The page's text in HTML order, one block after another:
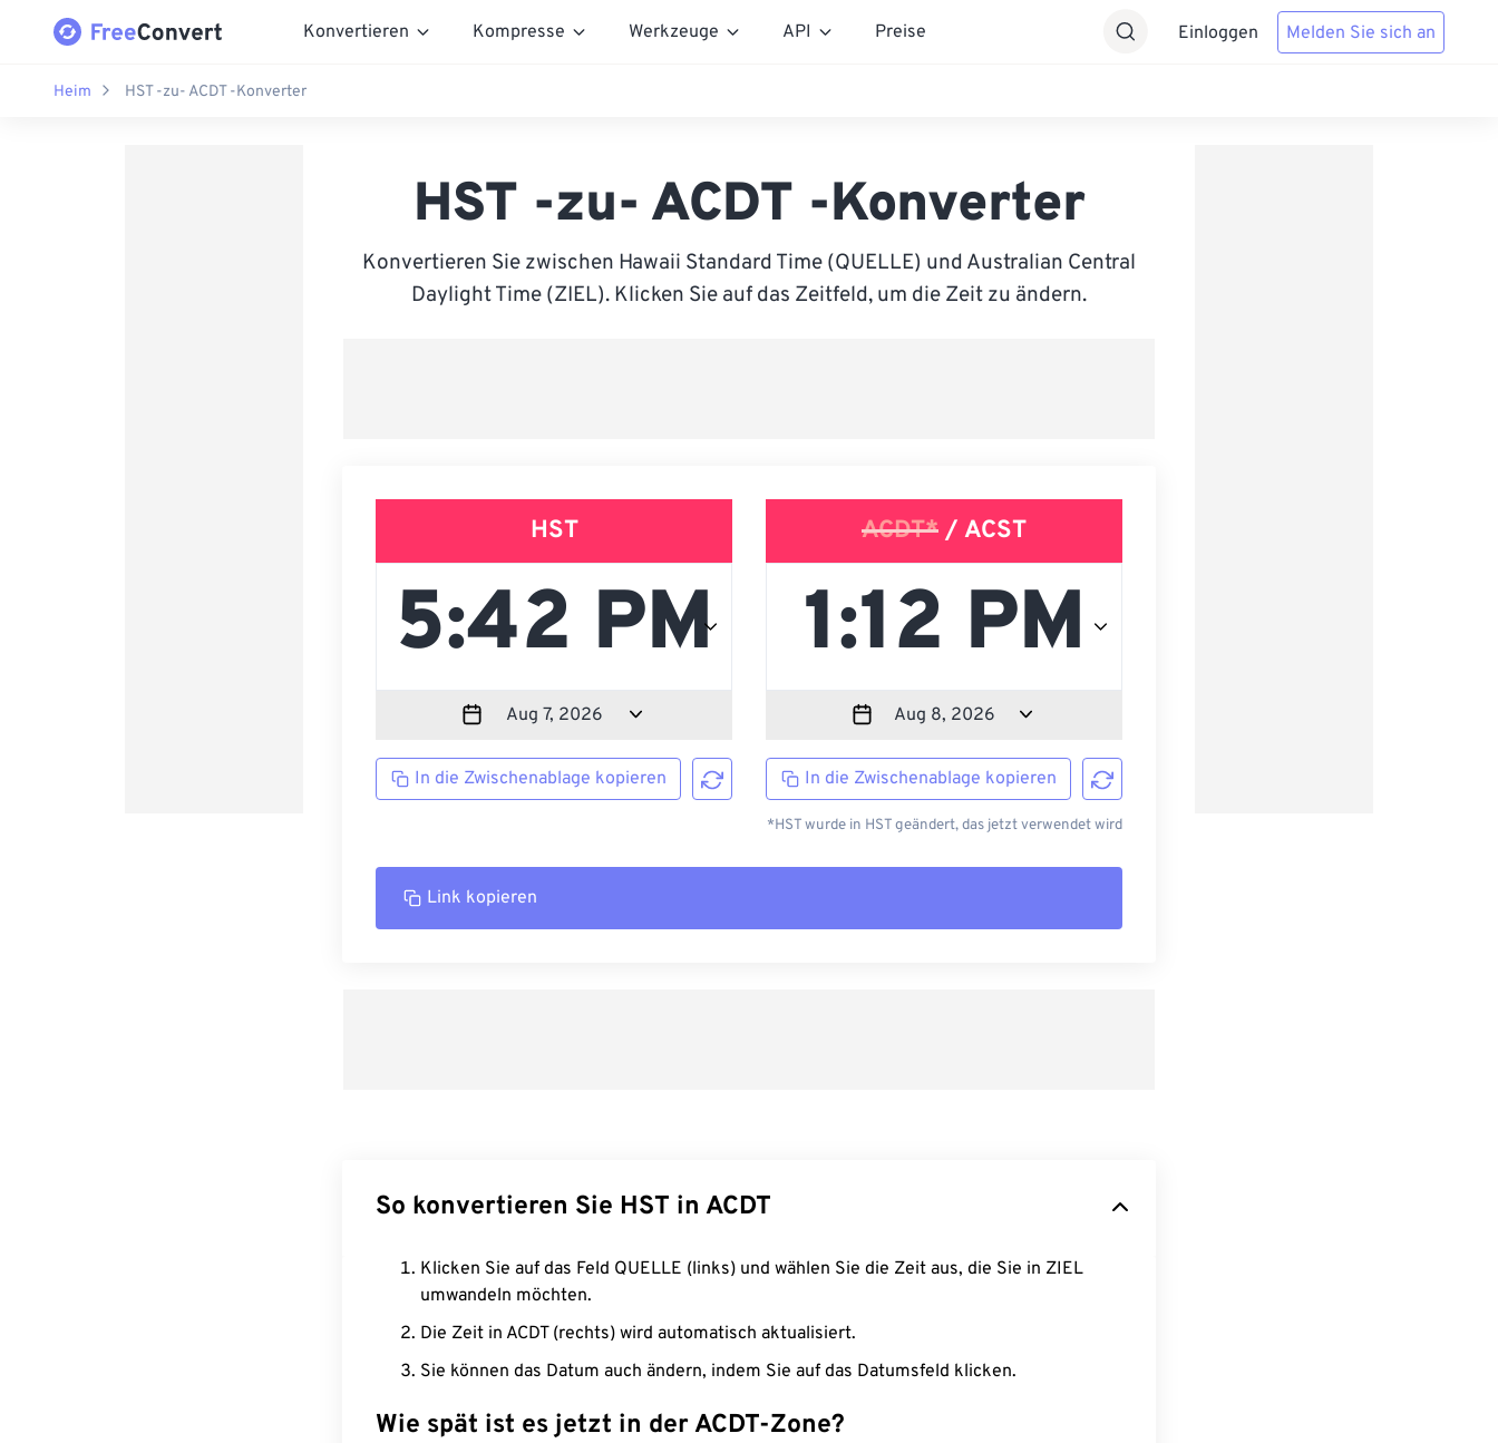
Konvertieren Kompresse Werkzeuge API Preise Einloggen Melden Sie sich an
Heim HST -zu- ACDT -Konverter
HST -zu- ACDT -Konverter
Konvertieren Sie zwischen Hawaii Standard Time (QUELLE) und Australian Central
Daylight Time (ZIEL). Klicken Sie auf das Zeitfeld, um die Zeit zu ändern.
HST
In die Zwischenablage kopieren
ACDT* / ACST
In die Zwischenablage kopieren
*HST wurde in HST geändert, das jetzt verwendet wird
Link kopieren
So konvertieren Sie HST in ACDT
Klicken Sie auf das Feld QUELLE (links) und wählen Sie die Zeit aus, die Sie in ZIEL
umwandeln möchten.
Die Zeit in ACDT (rechts) wird automatisch aktualisiert.
Sie können das Datum auch ändern, indem Sie auf das Datumsfeld klicken.
Wie spät ist es jetzt in der ACDT-Zone?